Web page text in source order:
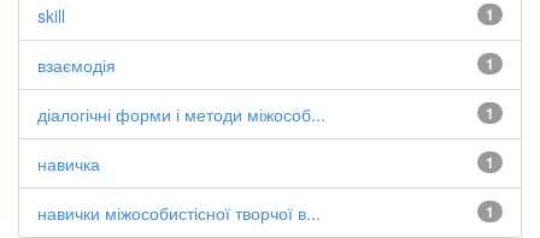
1
skill
1
взаємодія
1
діалогічні форми і методи міжособ...
1
навичка
1
навички міжособистісної творчої в...